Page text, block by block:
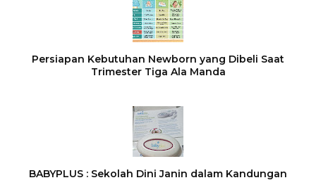
Persiapan Kebutuhan Newborn yang Dibeli Saat
Trimester Tiga Ala Manda
BABYPLUS : Sekolah Dini Janin dalam Kandungan